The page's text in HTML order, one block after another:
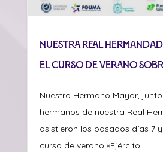
Nuestra Real
el curso de verano sobre
Nuestro Hermano Mayor,
hermanos de nuestra Real
asistieron los pasados días 7
curso de verano «Ejército...